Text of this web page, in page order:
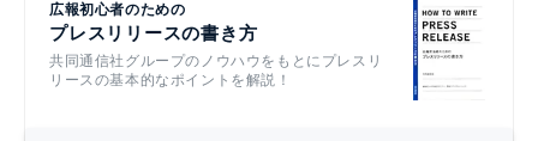
広報初心者のための
プレスリリースの書き方
共同通信社グループのノウハウをもとにプレスリ
リースの基本的なポイントを解説！